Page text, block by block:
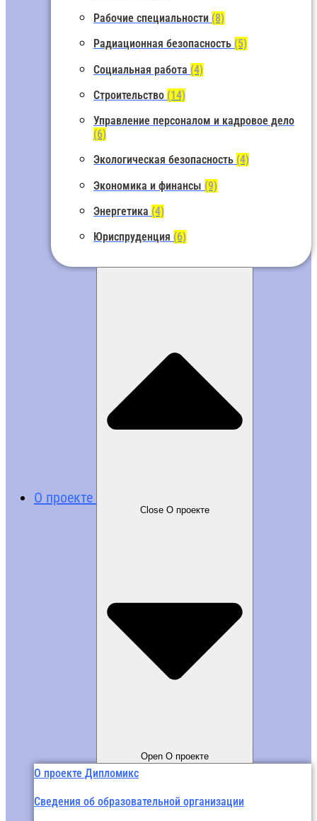
Рабочие специальности (8)
Радиационная безопасность (5)
Социальная работа (4)
Строительство (14)
Управление персоналом и кадровое дело
(6)
Экологическая безопасность (4)
Экономика и финансы (9)
Энергетика (4)
Юриспруденция (6)
О проекте
Close О проекте
Open О проекте
О проекте Дипломикс
Сведения об образовательной организации